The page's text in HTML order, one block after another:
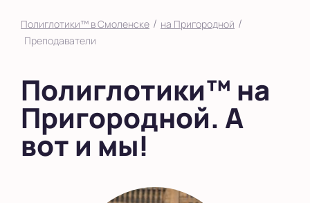
Показать на карте
Полиглотики™ в Смоленске / на Пригородной /
Преподаватели
Полиглотики™ на
Пригородной. А
вот и мы!